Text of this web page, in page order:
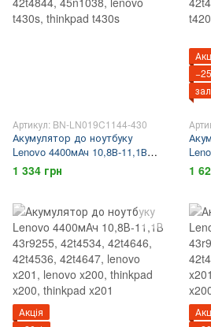
Артикул: BN-LN019C1144-430
Акумулятор до ноутбуку
Lenovo 4400мАч 10,8В-11,1В
42t4845, 45n1036, 45n1037,
42t4844, 45n1038, lenovo t430s,
1 334 грн 1
Акція